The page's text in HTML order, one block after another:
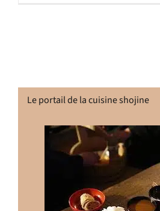
Le portail de la cuisine shojine